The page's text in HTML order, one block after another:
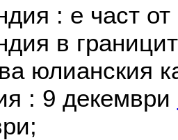
: е част
в
юлианския
: 9 декември